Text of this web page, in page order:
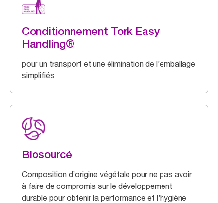
Conditionnement Tork Easy
Handling®
pour un transport et une élimination de l’emballage
simplifiés
Biosourcé
Composition d’origine végétale pour ne pas avoir
à faire de compromis sur le développement
durable pour obtenir la performance et l’hygiène